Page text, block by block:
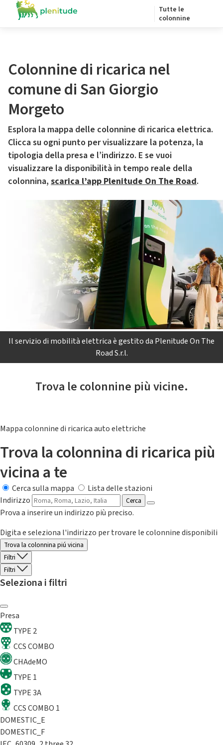
Tutte le
colonnine
Colonnine di ricarica nel
comune di San Giorgio
Morgeto
Esplora la mappa delle colonnine di ricarica elettrica.
Clicca su ogni punto per visualizzare la potenza, la
tipologia della presa e l’indirizzo. E se vuoi
visualizzare la disponibilità in tempo reale della
colonnina, scarica l’app Plenitude On The Road.
Il servizio di mobilità elettrica è gestito da Plenitude On The
Road S.r.l.
Trova le colonnine più vicine.
Mappa colonnine di ricarica auto elettriche
Trova la colonnina di ricarica più
vicina a te
Cerca sulla mappa
Lista delle stazioni
Indirizzo
Cerca
Prova a inserire un indirizzo più preciso.
Digita e seleziona l'indirizzo per trovare le colonnine disponibili
Trova la colonnina piú vicina
Filtri
Filtri
Seleziona i filtri
Presa
TYPE 2
CCS COMBO
CHAdeMO
TYPE 1
TYPE 3A
CCS COMBO 1
DOMESTIC_E
DOMESTIC_F